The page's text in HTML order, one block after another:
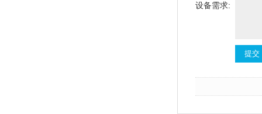
设备需求: